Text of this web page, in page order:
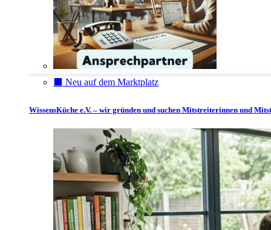
⬛️ Neu auf dem Marktplatz
WissensKüche e.V. – wir gründen und suchen Mitstreiterinnen und